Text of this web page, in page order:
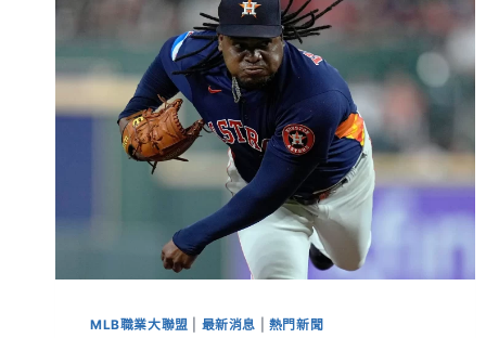
MLB職業大聯盟 最新消息 熱門新聞